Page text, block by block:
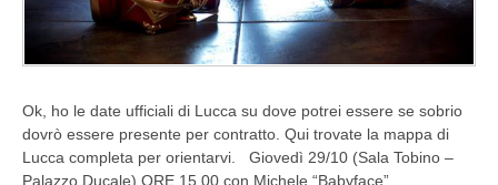
Ok, ho le date ufficiali di Lucca su dove potrei essere se sobrio
dovrò essere presente per contratto. Qui trovate la mappa di
Lucca completa per orientarvi. Giovedì 29/10 (Sala Tobino –
Palazzo Ducale) ORE 15.00 con Michele “Babyface”